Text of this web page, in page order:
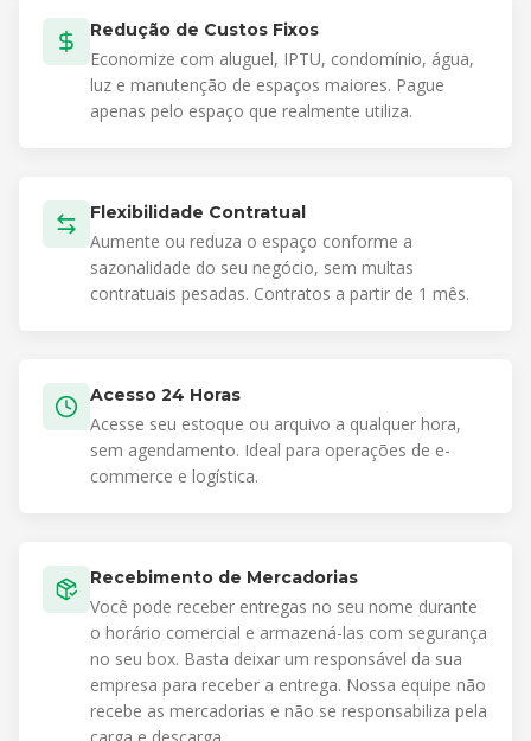
Redução de Custos Fixos
Economize com aluguel, IPTU, condomínio, água,
luz e manutenção de espaços maiores. Pague
apenas pelo espaço que realmente utiliza.
Flexibilidade Contratual
Aumente ou reduza o espaço conforme a
sazonalidade do seu negócio, sem multas
contratuais pesadas. Contratos a partir de 1 mês.
Acesso 24 Horas
Acesse seu estoque ou arquivo a qualquer hora,
sem agendamento. Ideal para operações de e-
commerce e logística.
Recebimento de Mercadorias
Você pode receber entregas no seu nome durante
o horário comercial e armazená-las com segurança
no seu box. Basta deixar um responsável da sua
empresa para receber a entrega. Nossa equipe não
recebe as mercadorias e não se responsabiliza pela